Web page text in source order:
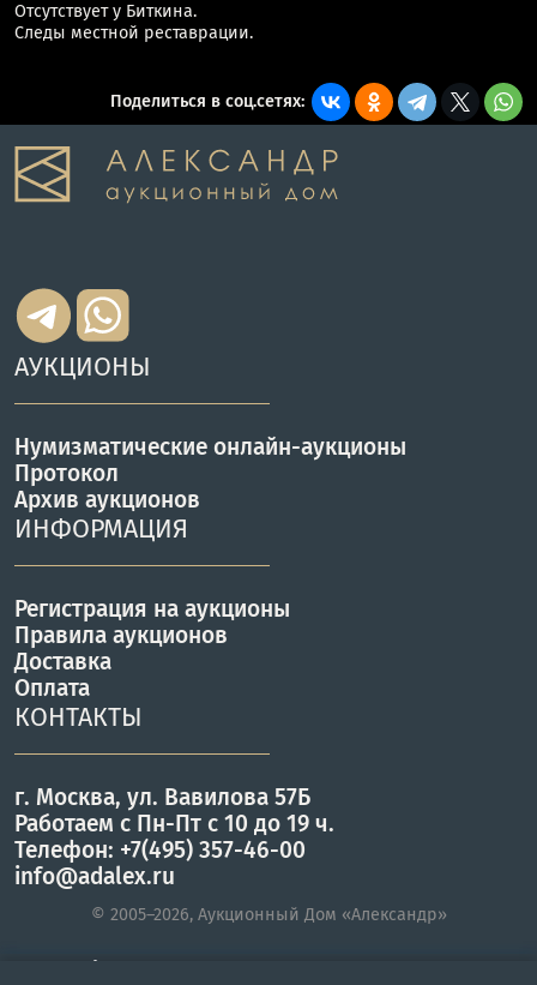
Отсутствует у Биткина.
Следы местной реставрации.
Поделиться в соц.сетях:
АУКЦИОНЫ
Нумизматические онлайн-аукционы
Протокол
Архив аукционов
ИНФОРМАЦИЯ
Регистрация на аукционы
Правила аукционов
Доставка
Оплата
КОНТАКТЫ
г. Москва, ул. Вавилова 57Б
Работаем с Пн-Пт с 10 до 19 ч.
Телефон: +7(495) 357-46-00
info@adalex.ru
© 2005–2026, Аукционный Дом «Александр»